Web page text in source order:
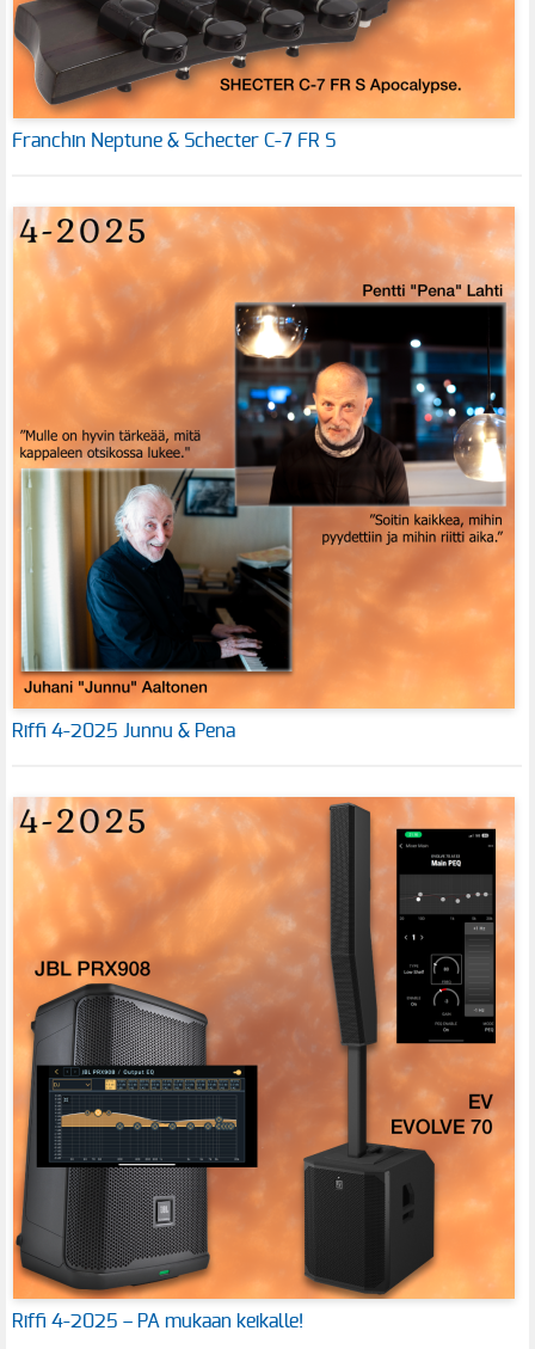
Franchin Neptune & Schecter C-7 FR S
Riffi 4-2025 Junnu & Pena
Riffi 4-2025 – PA mukaan keikalle!